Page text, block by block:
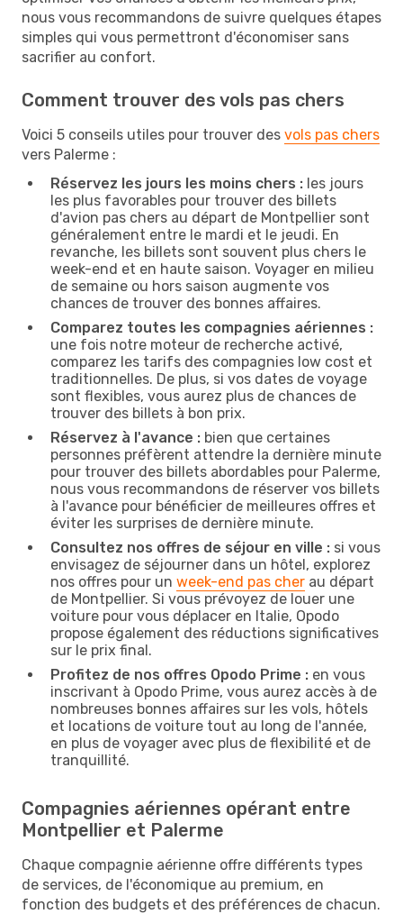
nous vous recommandons de suivre quelques étapes
simples qui vous permettront d'économiser sans
sacrifier au confort.
Comment trouver des vols pas chers
Voici 5 conseils utiles pour trouver des vols pas chers
vers Palerme :
Réservez les jours les moins chers : les jours
les plus favorables pour trouver des billets
d'avion pas chers au départ de Montpellier sont
généralement entre le mardi et le jeudi. En
revanche, les billets sont souvent plus chers le
week-end et en haute saison. Voyager en milieu
de semaine ou hors saison augmente vos
chances de trouver des bonnes affaires.
Comparez toutes les compagnies aériennes :
une fois notre moteur de recherche activé,
comparez les tarifs des compagnies low cost et
traditionnelles. De plus, si vos dates de voyage
sont flexibles, vous aurez plus de chances de
trouver des billets à bon prix.
Réservez à l'avance : bien que certaines
personnes préfèrent attendre la dernière minute
pour trouver des billets abordables pour Palerme,
nous vous recommandons de réserver vos billets
à l'avance pour bénéficier de meilleures offres et
éviter les surprises de dernière minute.
Consultez nos offres de séjour en ville : si vous
envisagez de séjourner dans un hôtel, explorez
nos offres pour un week-end pas cher au départ
de Montpellier. Si vous prévoyez de louer une
voiture pour vous déplacer en Italie, Opodo
propose également des réductions significatives
sur le prix final.
Profitez de nos offres Opodo Prime : en vous
inscrivant à Opodo Prime, vous aurez accès à de
nombreuses bonnes affaires sur les vols, hôtels
et locations de voiture tout au long de l'année,
en plus de voyager avec plus de flexibilité et de
tranquillité.
Compagnies aériennes opérant entre
Montpellier et Palerme
Chaque compagnie aérienne offre différents types
de services, de l'économique au premium, en
fonction des budgets et des préférences de chacun.